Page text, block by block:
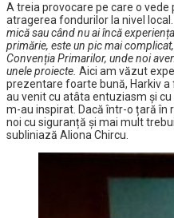
A treia provocare pe care o vede
atragerea fondurilor la nivel local.
mică sau când nu ai încă
primărie, este un pic mai
Convenția Primarilor, unde noi
unele proiecte. Aici am văzut
prezentare foarte bună, Harkiv
au venit cu atâta entuziasm și
m-au inspirat. Dacă într-o țară în
noi cu siguranță și mai mult
subliniază Aliona Chircu.